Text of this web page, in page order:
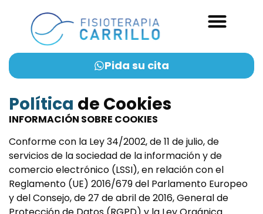
Pida su cita
Política de Cookies
INFORMACIÓN SOBRE COOKIES
Conforme con la Ley 34/2002, de 11 de julio, de
servicios de la sociedad de la información y de
comercio electrónico (LSSI), en relación con el
Reglamento (UE) 2016/679 del Parlamento Europeo
y del Consejo, de 27 de abril de 2016, General de